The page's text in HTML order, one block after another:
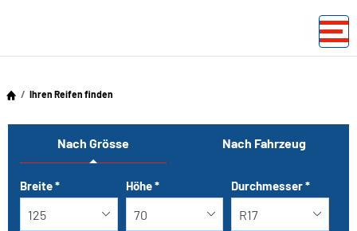
Ihren Reifen finden
Nach Grösse Nach Fahrzeug
Tab updated: Nach Grösse
Breite* Höhe* Durchmesser*